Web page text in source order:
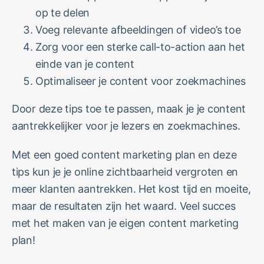
op te delen
Voeg relevante afbeeldingen of video’s toe
Zorg voor een sterke call-to-action aan het
einde van je content
Optimaliseer je content voor zoekmachines
Door deze tips toe te passen, maak je je content
aantrekkelijker voor je lezers en zoekmachines.
Met een goed content marketing plan en deze
tips kun je je online zichtbaarheid vergroten en
meer klanten aantrekken. Het kost tijd en moeite,
maar de resultaten zijn het waard. Veel succes
met het maken van je eigen content marketing
plan!